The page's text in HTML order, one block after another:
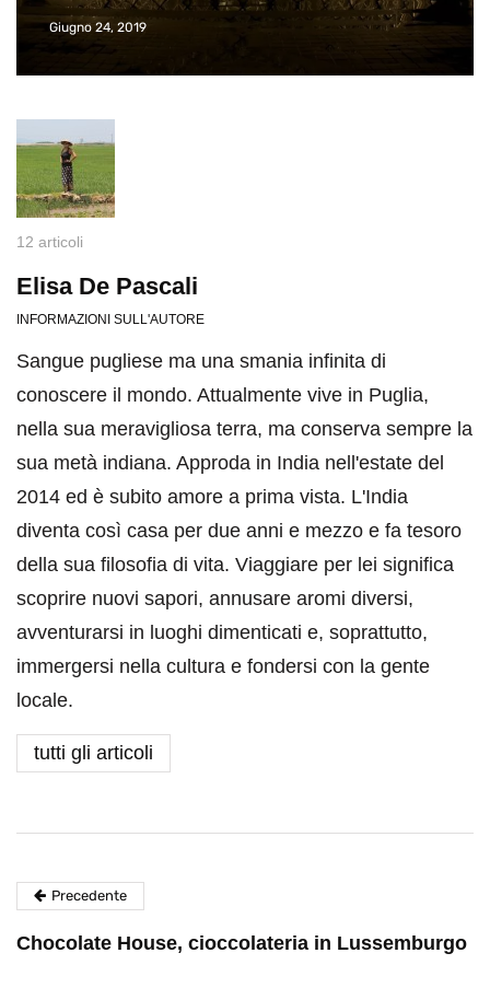
Giugno 24, 2019
12 articoli
Elisa De Pascali
INFORMAZIONI SULL'AUTORE
Sangue pugliese ma una smania infinita di
conoscere il mondo. Attualmente vive in Puglia,
nella sua meravigliosa terra, ma conserva sempre la
sua metà indiana. Approda in India nell'estate del
2014 ed è subito amore a prima vista. L'India
diventa così casa per due anni e mezzo e fa tesoro
della sua filosofia di vita. Viaggiare per lei significa
scoprire nuovi sapori, annusare aromi diversi,
avventurarsi in luoghi dimenticati e, soprattutto,
immergersi nella cultura e fondersi con la gente
locale.
tutti gli articoli
Precedente
Chocolate House, cioccolateria in Lussemburgo